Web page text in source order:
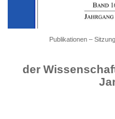
Publikationen –
der